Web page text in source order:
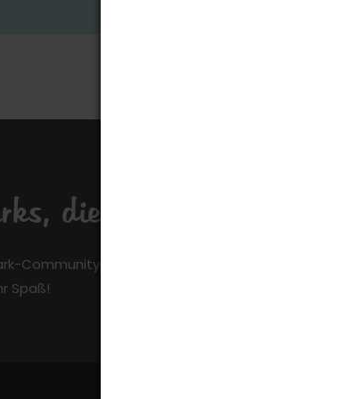
die du kennst
Community kostenlos bei und machen Sie einen
Spaß!